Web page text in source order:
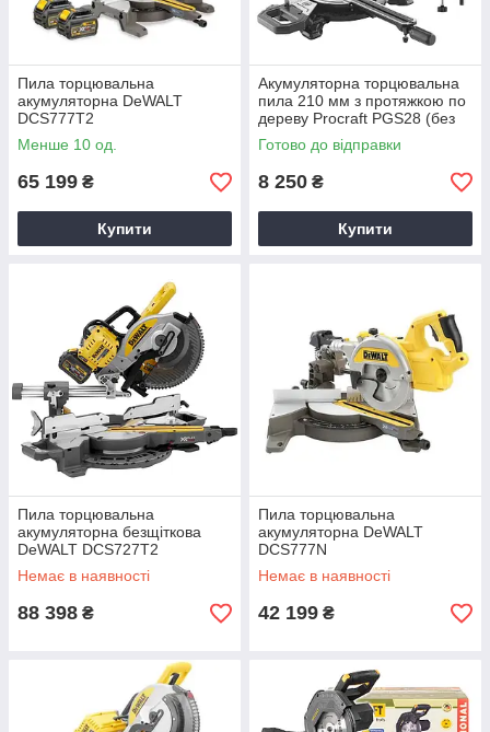
Пила торцювальна
акумуляторна DeWALT
DCS777T2
Менше 10 од.
65 199 ₴
Купити
Акумуляторна торцювальна
пила 210 мм з протяжкою по
дереву Procraft PGS28 (без
АКБ та ЗП)
Готово до відправки
8 250 ₴
Купити
Пила торцювальна
акумуляторна безщіткова
DeWALT DCS727T2
Немає в наявності
88 398 ₴
Пила торцювальна
акумуляторна DeWALT
DCS777N
Немає в наявності
42 199 ₴